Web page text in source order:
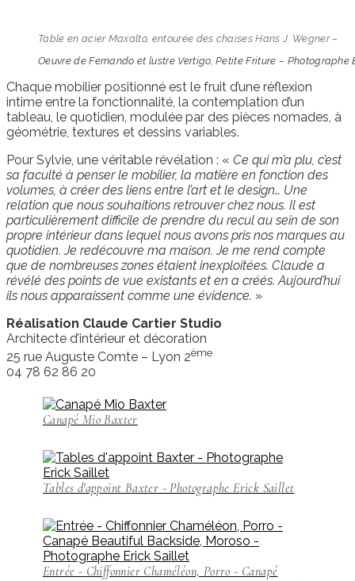
Table en acier Maxalto, entourée des chaises Hans J. Wegner –
Oeuvre de Fernando et lustre Vertigo, Petite Friture – Photographe
Chaque mobilier positionné est le fruit d’une réflexion
intime entre la fonctionnalité, la contemplation d’un
tableau, le quotidien, modulée par des pièces nomades, à
géométrie, textures et dessins variables.
Pour Sylvie, une véritable révélation : « Ce qui m’a plu, c’est
sa faculté à penser le mobilier, la matière en fonction des
volumes, à créer des liens entre l’art et le design… Une
relation que nous souhaitions retrouver chez nous. Il est
particulièrement difficile de prendre du recul au sein de son
propre intérieur dans lequel nous avons pris nos marques au
quotidien. Je redécouvre ma maison. Je me rend compte
que de nombreuses zones étaient inexploitées. Claude a
révélé des points de vue existants et en a créés. Aujourd’hui
ils nous apparaissent comme une évidence. »
Réalisation Claude Cartier Studio
Architecte d’intérieur et décoration
25 rue Auguste Comte – Lyon 2ème
04 78 62 86 20
Canapé Mio Baxter
Tables d'appoint Baxter - Photographe Erick Saillet
Entrée - Chiffonnier Chaméléon, Porro - Canapé